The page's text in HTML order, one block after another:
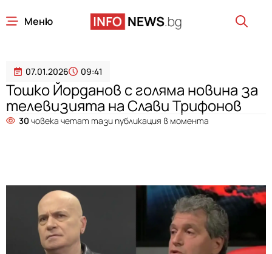
Меню
07.01.2026 09:41
Тошко Йорданов с голяма новина за
телевизията на Слави Трифонов
30 човека четат тази публикация в момента